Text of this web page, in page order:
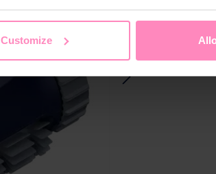
Customize